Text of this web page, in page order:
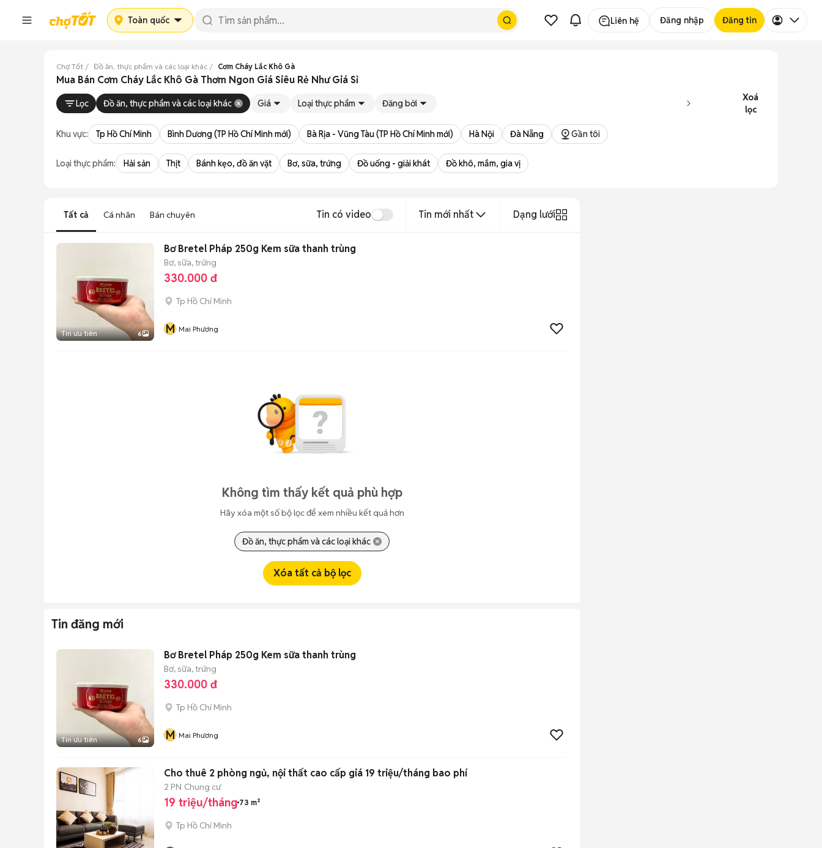
Toàn quốc Liên hệ Đăng nhập Đăng tin
Chợ Tốt Đồ ăn, thực phẩm và các loại khác Cơm Cháy Lắc Khô Gà
Mua Bán Cơm Cháy Lắc Khô Gà Thơm Ngon Giá Siêu Rẻ Như Giá Sỉ
Lọc Đồ ăn, thực phẩm và các loại khác Giá Loại thực phẩm Đăng bởi
Xoá
lọc
Khu vực: Tp Hồ Chí Minh Bình Dương (TP Hồ Chí Minh mới) Bà Rịa - Vũng Tàu (TP Hồ Chí Minh mới) Hà Nội Đà Nẵng Gần tôi
Loại thực phẩm: Hải sản Thịt Bánh kẹo, đồ ăn vặt Bơ, sữa, trứng Đồ uống - giải khát Đồ khô, mắm, gia vị
Tất cả Cá nhân Bán chuyên Tin có video Tin mới nhất Dạng lưới
Tin ưu tiên 6
Bơ Bretel Pháp 250g Kem sữa thanh trùng
Bơ, sữa, trứng
330.000 đ
Tp Hồ Chí Minh
M Mai Phương
Không tìm thấy kết quả phù hợp
Hãy xóa một số bộ lọc để xem nhiều kết quả hơn
Đồ ăn, thực phẩm và các loại khác
Xóa tất cả bộ lọc
Tin đăng mới
Tin ưu tiên 6
Bơ Bretel Pháp 250g Kem sữa thanh trùng
Bơ, sữa, trứng
330.000 đ
Tp Hồ Chí Minh
M Mai Phương
Cho thuê 2 phòng ngủ, nội thất cao cấp giá 19 triệu/tháng bao phí
2 PN Chung cư
19 triệu/tháng 73 m²
Tp Hồ Chí Minh